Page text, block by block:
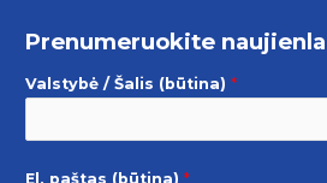
Prenumeruokite
Valstybė / Šalis (būtina) *
El. paštas (būtina) *